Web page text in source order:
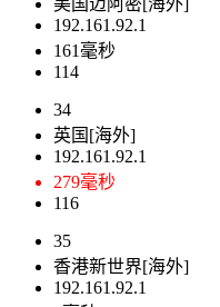
192.161.92.1
161毫秒
114
34
英国[海外]
192.161.92.1
279毫秒
116
35
香港新世界[海外]
192.161.92.1